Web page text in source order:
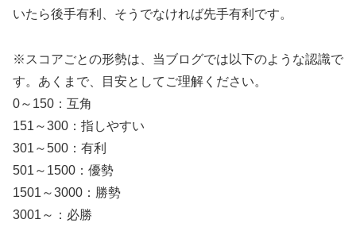
いたら後手有利、そうでなければ先手有利です。
※スコアごとの形勢は、当ブログでは以下のような認識で
す。あくまで、目安としてご理解ください。
0～150：互角
151～300：指しやすい
301～500：有利
501～1500：優勢
1501～3000：勝勢
3001～：必勝